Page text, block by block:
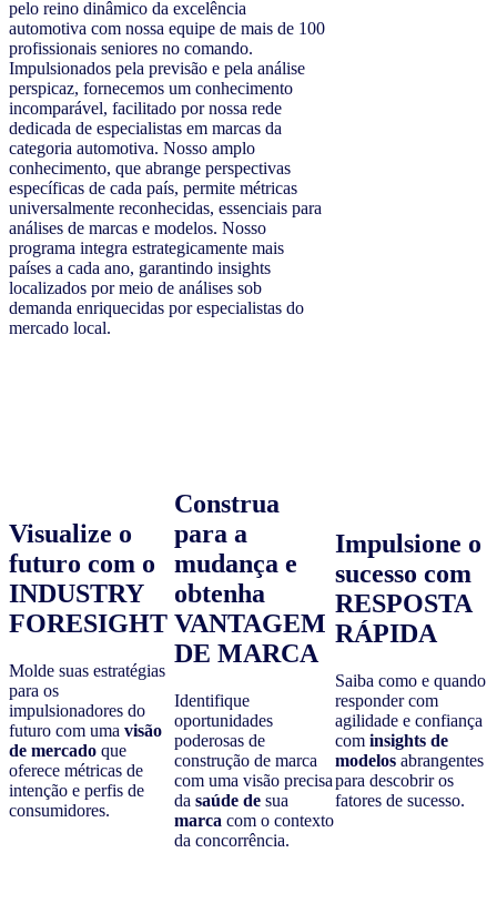
pelo reino dinâmico da excelência
automotiva com nossa equipe de mais de 100
profissionais seniores no comando.
Impulsionados pela previsão e pela análise
perspicaz, fornecemos um conhecimento
incomparável, facilitado por nossa rede
dedicada de especialistas em marcas da
categoria automotiva. Nosso amplo
conhecimento, que abrange perspectivas
específicas de cada país, permite métricas
universalmente reconhecidas, essenciais para
análises de marcas e modelos. Nosso
programa integra estrategicamente mais
países a cada ano, garantindo insights
localizados por meio de análises sob
demanda enriquecidas por especialistas do
mercado local.
Visualize o
futuro com o
INDUSTRY
FORESIGHT
Molde suas estratégias
para os
impulsionadores do
futuro com uma visão
de mercado que
oferece métricas de
intenção e perfis de
consumidores.
Construa
para a
mudança e
obtenha
VANTAGEM
DE MARCA
Identifique
oportunidades
poderosas de
construção de marca
com uma visão precisa
dasaúde de sua
marca com o contexto
da concorrência.
Impulsione o
sucesso com
RESPOSTA
RÁPIDA
Saiba como e quando
responder com
agilidade e confiança
cominsights de
modelos abrangentes
para descobrir os
fatores de sucesso.